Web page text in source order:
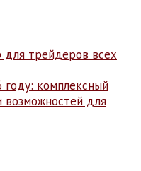
трейдеров всех
комплексный
возможностей для